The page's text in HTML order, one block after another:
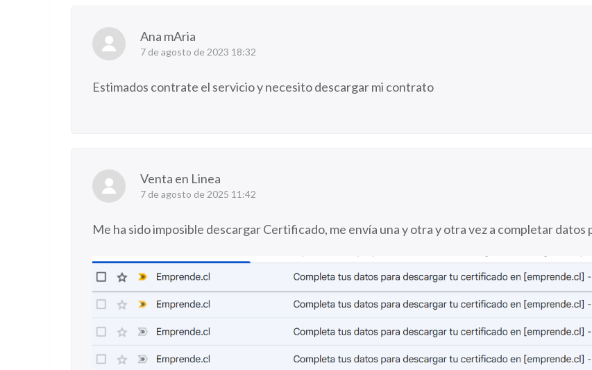
Ana mAria
7 de agosto de 2023 18:32
Estimados contrate el servicio y necesito descargar mi contrato
Venta en Linea
7 de agosto de 2025 11:42
Me ha sido imposible descargar Certificado, me envía una y otra y otra vez a completar datos